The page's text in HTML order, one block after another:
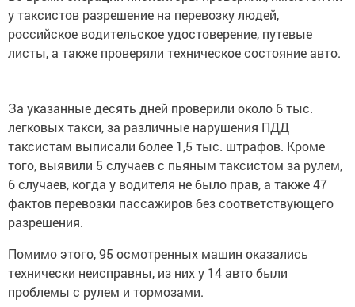
у таксистов разрешение на перевозку людей,
российское водительское удостоверение, путевые
листы, а также проверяли техническое состояние авто.
За указанные десять дней проверили около 6 тыс.
легковых такси, за различные нарушения ПДД
таксистам выписали более 1,5 тыс. штрафов. Кроме
того, выявили 5 случаев с пьяным таксистом за рулем,
6 случаев, когда у водителя не было прав, а также 47
фактов перевозки пассажиров без соответствующего
разрешения.
Помимо этого, 95 осмотренных машин оказались
технически неисправны, из них у 14 авто были
проблемы с рулем и тормозами.